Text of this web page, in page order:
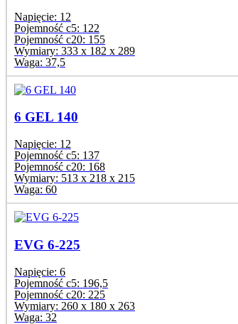
Napięcie: 12
Pojemność c5: 122
Pojemność c20: 155
Wymiary: 333 x 182 x 289
Waga: 37,5
6 GEL 140
Napięcie: 12
Pojemność c5: 137
Pojemność c20: 168
Wymiary: 513 x 218 x 215
Waga: 60
EVG 6-225
Napięcie: 6
Pojemność c5: 196,5
Pojemność c20: 225
Wymiary: 260 x 180 x 263
Waga: 32